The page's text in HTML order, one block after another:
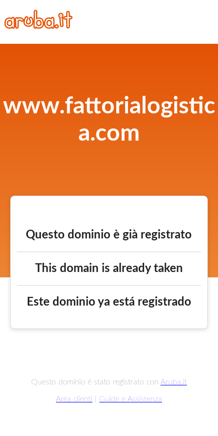
www.fattorialogistic
a.com
Questo dominio è già registrato
This domain is already taken
Este dominio ya está registrado
Questo dominio è stato registrato con Aruba.it
Area clienti Guide e Assistenza